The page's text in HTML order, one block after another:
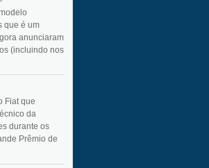
que é um
anunciaram
(incluindo nos
Fiat que
da
durante os
Prêmio de